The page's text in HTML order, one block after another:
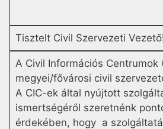
Tisztelt Civil Szervezeti
A Civil Információs
megyei/fővárosi civil
A CIC-ek által nyújtott
ismertségéről szeretnénk
érdekében, hogy a